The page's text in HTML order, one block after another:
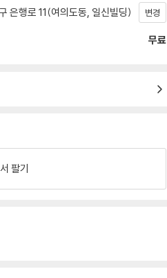
은행로 11(여의도동, 일신빌딩) 변경
무료
팔기